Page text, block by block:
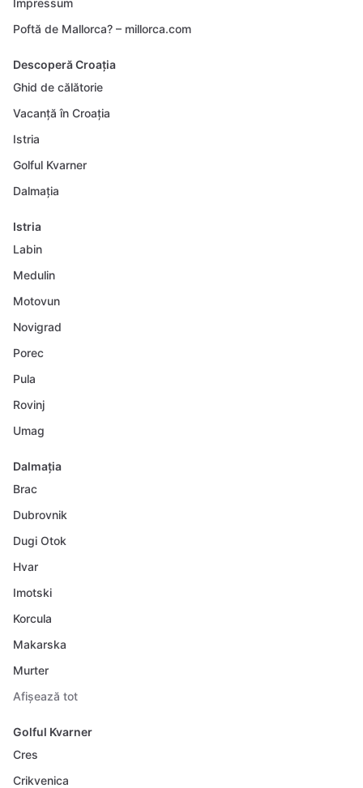
Impressum
Poftă de Mallorca? – millorca.com
Descoperă Croația
Ghid de călătorie
Vacanță în Croația
Istria
Golful Kvarner
Dalmația
Istria
Labin
Medulin
Motovun
Novigrad
Porec
Pula
Rovinj
Umag
Dalmația
Brac
Dubrovnik
Dugi Otok
Hvar
Imotski
Korcula
Makarska
Murter
Afișează tot
Golful Kvarner
Cres
Crikvenica